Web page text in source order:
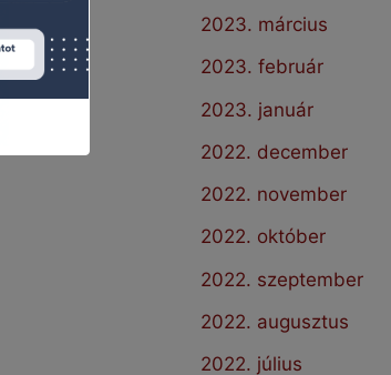
2023. március
2023. február
2023. január
2022. december
2022. november
2022. október
2022. szeptember
2022. augusztus
2022. július